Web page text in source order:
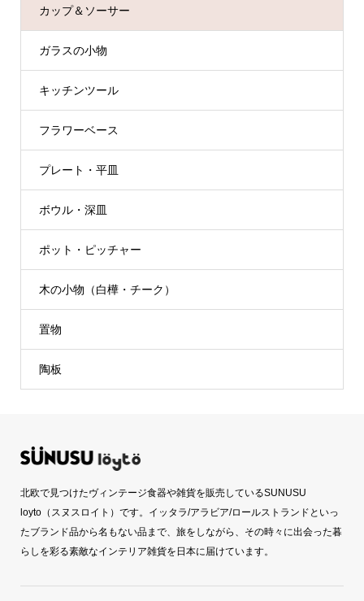
カップ＆ソーサー
ガラスの小物
キッチンツール
フラワーベース
プレート・平皿
ボウル・深皿
ポット・ピッチャー
木の小物（白樺・チーク）
置物
陶板
北欧で見つけたヴィンテージ食器や雑貨を販売しているSUNUSU
loyto（スヌスロイト）です。イッタラ/アラビア/ロールストランドといっ
たブランド品から名もない品まで、旅をしながら、その時々に出会った暮
らしを彩る素敵なインテリア雑貨を日本に届けています。